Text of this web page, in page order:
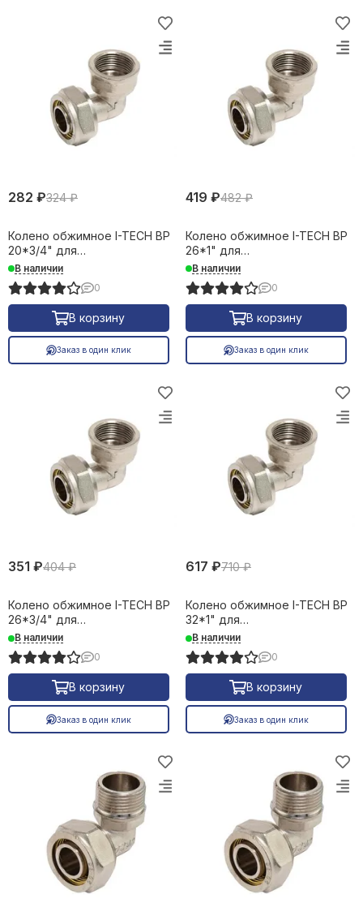
282 ₽324 ₽
Колено обжимное I-TECH ВР
20*3/4" для
металлопластиковых труб
16662
В наличии
0
В корзину
Заказ в один клик
419 ₽482 ₽
Колено обжимное I-TECH ВР
26*1" для
металлопластиковых труб
16663
В наличии
0
В корзину
Заказ в один клик
351 ₽404 ₽
Колено обжимное I-TECH ВР
26*3/4" для
металлопластиковых труб
16664
В наличии
0
В корзину
Заказ в один клик
617 ₽710 ₽
Колено обжимное I-TECH ВР
32*1" для
металлопластиковых труб
16665
В наличии
0
В корзину
Заказ в один клик